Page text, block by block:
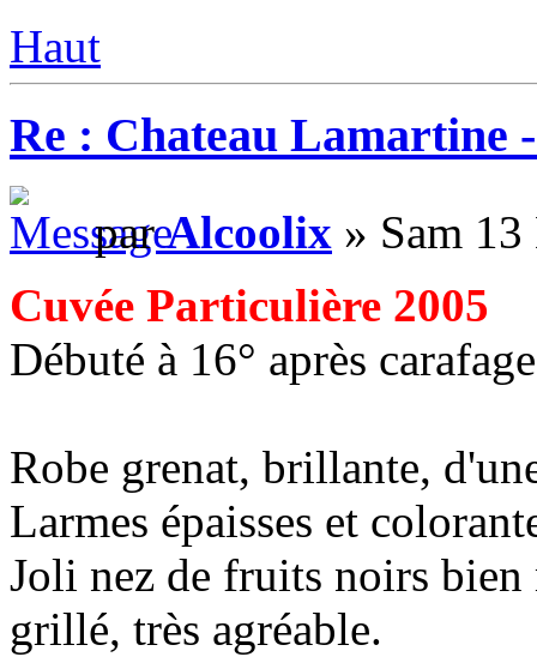
Haut
Re : Chateau Lamartine
parAlcoolix » Sam
Cuvée Particulière 2005
Débuté à 16° après
Robe grenat, brillante,
Larmes épaisses et
Joli nez de fruits noirs
grillé, très agréable.